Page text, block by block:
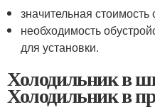
значительная
необходимость
для установки.
Холодильник в
Холодильник в